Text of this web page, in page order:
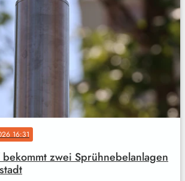
16:31
zwei Sprühnebelanlagen